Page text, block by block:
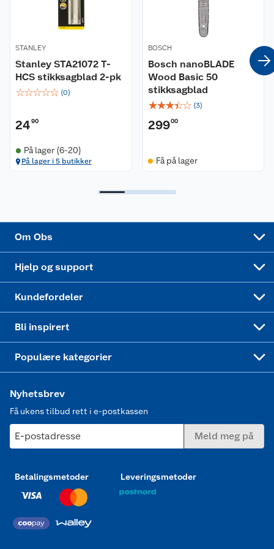
STANLEY
Stanley STA21072 T-
HCS stikksagblad 2-pk
☆☆☆☆☆ (0)
2490
På lager (6-20)
På lager i 5 butikker
BOSCH
Bosch nanoBLADE
Wood Basic 50
stikksagblad
☆☆☆☆☆ (3)
29900
Få på lager
Om Obs
Våre merkevarer
Coop kjeder
Ledige stillinger
Samvirkelag
Hjelp og support
Ofte stilte spørsmål
Betalingsalternativer
Leveringsalternativer
Kjøpsvilkår
Kundefordeler
Åpent kjøp
Klikk og hent
Bli inspirert
Festdrakter til hele familien
Populære kategorier
Hagemøbler og utemøbler
Nyhetsbrev
Få ukens tilbud rett i e-postkassen
E-postadresse Meld meg på
Betalingsmetoder Leveringsmetoder